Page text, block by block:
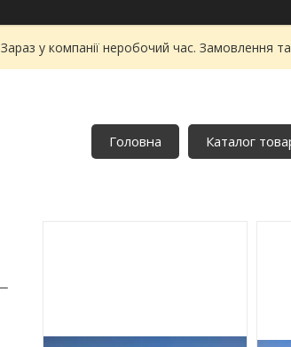
Зараз у компанії неробочий час. Замовлення
Головна Каталог